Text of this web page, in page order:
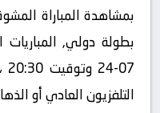
بمشاهدة المباراة
التلفزيون العادي أو